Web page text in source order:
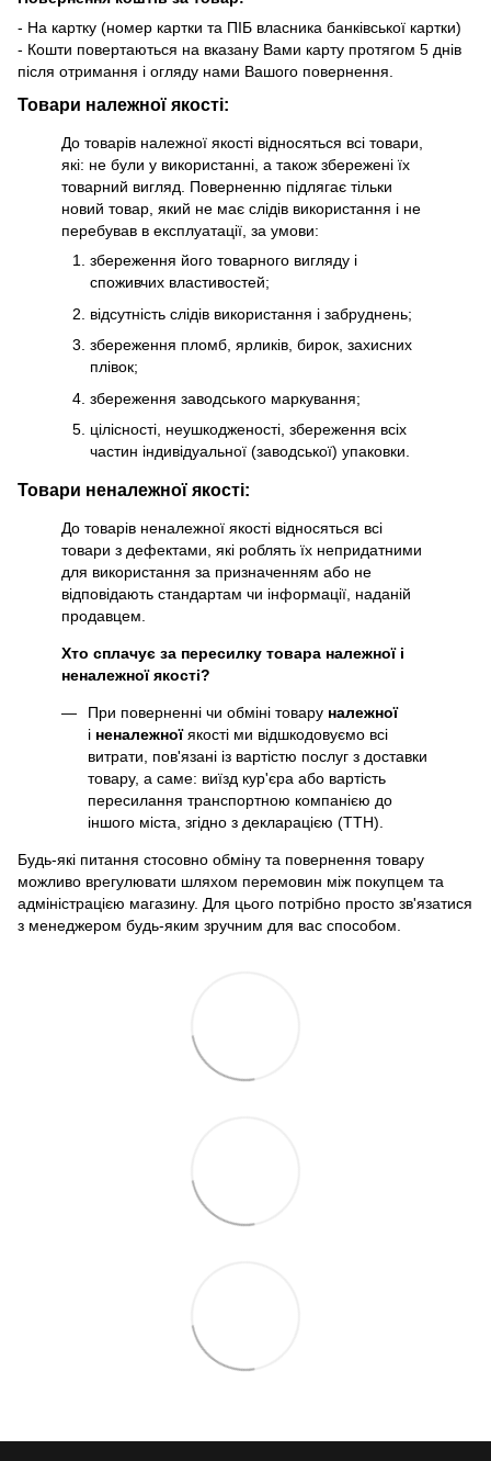
- На картку (номер картки та ПІБ власника банківської картки)
- Кошти повертаються на вказану Вами карту протягом 5 днів
після отримання і огляду нами Вашого повернення.
Товари належної якості:
До товарів належної якості відносяться всі товари,
які: не були у використанні, а також збережені їх
товарний вигляд. Поверненню підлягає тільки
новий товар, який не має слідів використання і не
перебував в експлуатації, за умови:
збереження його товарного вигляду і
споживчих властивостей;
відсутність слідів використання і забруднень;
збереження пломб, ярликів, бирок, захисних
плівок;
збереження заводського маркування;
цілісності, неушкодженості, збереження всіх
частин індивідуальної (заводської) упаковки.
Товари неналежної якості:
До товарів неналежної якості відносяться всі
товари з дефектами, які роблять їх непридатними
для використання за призначенням або не
відповідають стандартам чи інформації, наданій
продавцем.
Хто сплачує за пересилку товара належної і
неналежної якості?
При поверненні чи обміні товару належної
і неналежноїякості ми відшкодовуємо всі
витрати, пов'язані із вартістю послуг з доставки
товару, а саме: виїзд кур'єра або вартість
пересилання транспортною компанією до
іншого міста, згідно з декларацією (ТТН).
Будь-які питання стосовно обміну та повернення товару
можливо врегулювати шляхом перемовин між покупцем та
адміністрацією магазину. Для цього потрібно просто зв'язатися
з менеджером будь-яким зручним для вас способом.